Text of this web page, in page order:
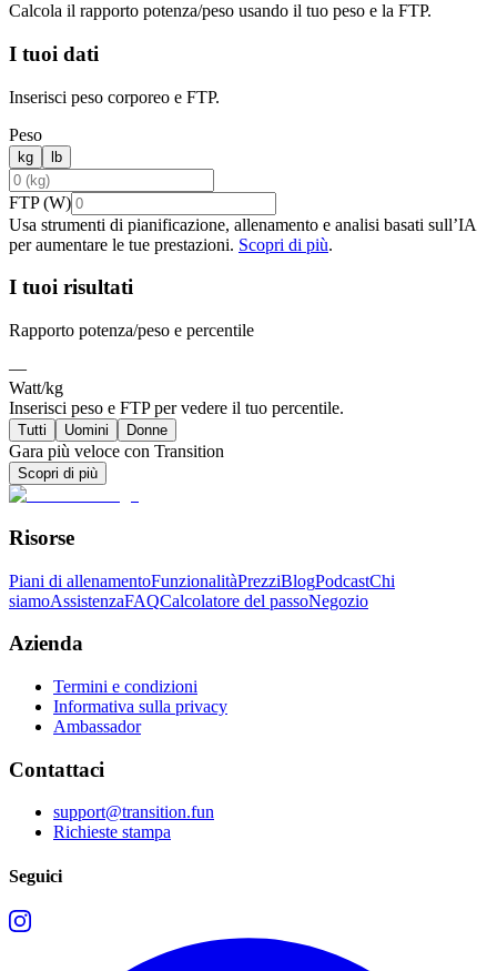
Calcola il rapporto potenza/peso usando il tuo peso e la FTP.
I tuoi dati
Inserisci peso corporeo e FTP.
Peso
kg lb
FTP (W)
Usa strumenti di pianificazione, allenamento e analisi basati sull’IA
per aumentare le tue prestazioni. Scopri di più.
I tuoi risultati
Rapporto potenza/peso e percentile
—
Watt/kg
Inserisci peso e FTP per vedere il tuo percentile.
Tutti Uomini Donne
Gara più veloce con Transition
Scopri di più
Risorse
Piani di allenamentoFunzionalitàPrezziBlogPodcastChi
siamoAssistenzaFAQCalcolatore del passoNegozio
Azienda
Termini e condizioni
Informativa sulla privacy
Ambassador
Contattaci
support@transition.fun
Richieste stampa
Seguici